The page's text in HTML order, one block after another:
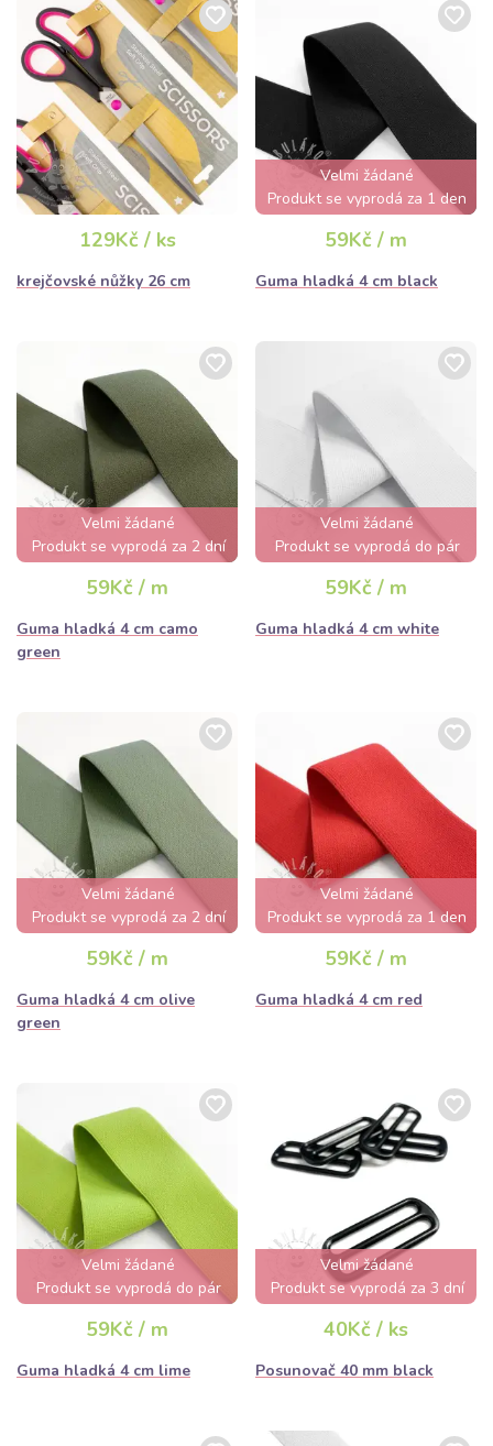
129Kč / ks
krejčovské nůžky 26 cm
Velmi žádané
Produkt se vyprodá za 1 den
59Kč / m
Guma hladká 4 cm black
Velmi žádané
Produkt se vyprodá za 2 dní
59Kč / m
Guma hladká 4 cm camo
green
Velmi žádané
Produkt se vyprodá do pár
59Kč / m
Guma hladká 4 cm white
Velmi žádané
Produkt se vyprodá za 2 dní
59Kč / m
Guma hladká 4 cm olive
green
Velmi žádané
Produkt se vyprodá za 1 den
59Kč / m
Guma hladká 4 cm red
Velmi žádané
Produkt se vyprodá do pár
59Kč / m
Guma hladká 4 cm lime
Velmi žádané
Produkt se vyprodá za 3 dní
40Kč / ks
Posunovač 40 mm black